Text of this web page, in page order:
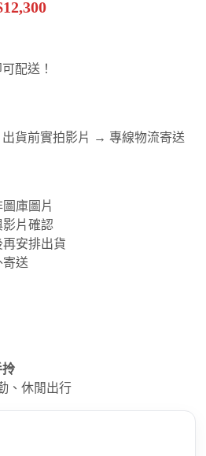
配送！
貨前實拍影片 → 專線物流寄送
庫圖片
片確認
安排出貨
送
拎
、休閒出行